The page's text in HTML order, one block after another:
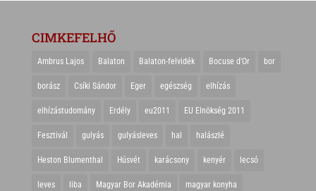
CIMKEFELHŐ
Ambrus Lajos Balaton Balaton-felvidék Bocuse d'Or bor
borász Csíki Sándor Eger egészség elhízás
elhízástudomány Erdély eu2011 EU Elnökség 2011
Fesztivál gulyás gulyásleves hal halászlé
Heston Blumenthal Húsvét karácsony kenyér lecsó
leves liba Magyar Bor Akadémia magyar konyha